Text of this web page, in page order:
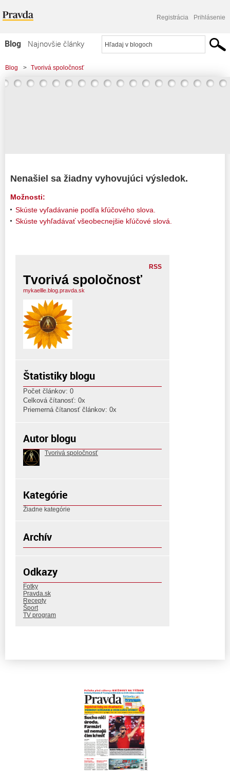
Registrácia Prihlásenie
Blog
Najnovšie články
Najčítanejšie články
Najkomentovanejšie články
Blog > Tvorivá spoločnosť
Nenašiel sa žiadny vyhovujúci výsledok.
Možnosti:
Skúste vyľadávanie podľa kľúčového slova.
Skúste vyhľadávať všeobecnejšie kľúčové slová.
RSS
Tvorivá spoločnosť
mykaellle.blog.pravda.sk
Štatistiky blogu
Počet článkov: 0
Celková čítanosť: 0x
Priemerná čítanosť článkov: 0x
Autor blogu
Tvorivá spoločnosť
Kategórie
Žiadne kategórie
Archív
Odkazy
Fotky
Pravda.sk
Recepty
Šport
TV program